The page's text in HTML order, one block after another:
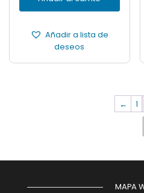
Añadir a lista de
deseos
← 1
MAPA